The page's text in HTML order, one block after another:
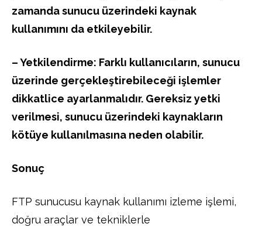
zamanda sunucu üzerindeki kaynak
kullanımını da etkileyebilir.
– Yetkilendirme: Farklı kullanıcıların, sunucu
üzerinde gerçekleştirebileceği işlemler
dikkatlice ayarlanmalıdır. Gereksiz yetki
verilmesi, sunucu üzerindeki kaynakların
kötüye kullanılmasına neden olabilir.
Sonuç
FTP sunucusu kaynak kullanımı izleme işlemi,
doğru araçlar ve tekniklerle